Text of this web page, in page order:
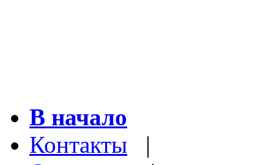
В начало
Контакты |